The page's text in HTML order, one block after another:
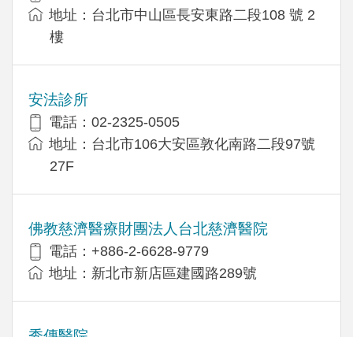
地址：台北市中山區長安東路二段108 號 2
樓
安法診所
電話：02-2325-0505
地址：台北市106大安區敦化南路二段97號
27F
佛教慈濟醫療財團法人台北慈濟醫院
電話：+886-2-6628-9779
地址：新北市新店區建國路289號